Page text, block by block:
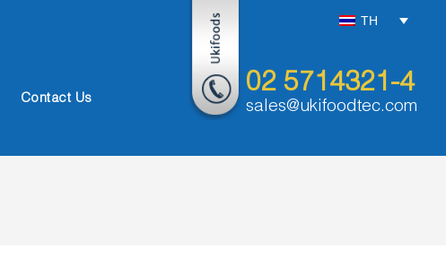
TH
02 5714321-4
sales@ukifoodtec.com
Contact Us